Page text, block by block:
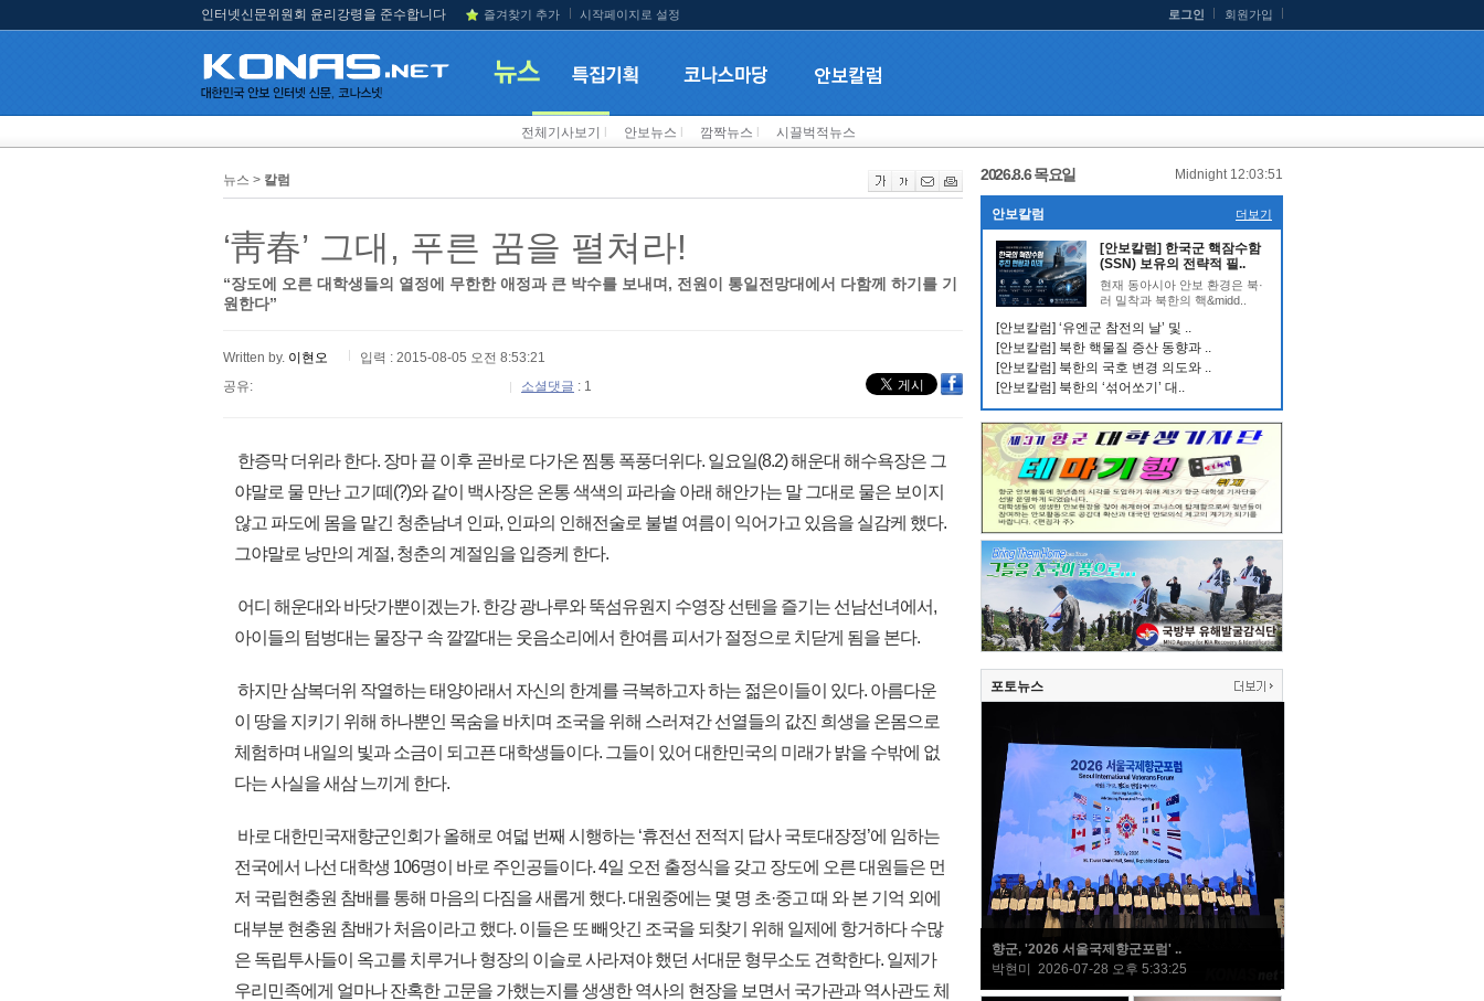
인터넷신문위원회 윤리강령을 준수합니다 즐겨찾기 추가 시작페이지로 설정 로그인 회원가입
전체기사보기 안보뉴스 깜짝뉴스 시끌벅적뉴스
뉴스 > 칼럼
‘靑春’ 그대, 푸른 꿈을 펼쳐라!
“장도에 오른 대학생들의 열정에 무한한 애정과 큰 박수를 보내며, 전원이 통일전망대에서 다함께 하기를 기
원한다”
Written by. 이현오
입력 : 2015-08-05 오전 8:53:21
공유:
소셜댓글 : 1
한증막 더위라 한다. 장마 끝 이후 곧바로 다가온 찜통 폭풍더위다. 일요일(8.2) 해운대 해수욕장은 그
야말로 물 만난 고기떼(?)와 같이 백사장은 온통 색색의 파라솔 아래 해안가는 말 그대로 물은 보이지
않고 파도에 몸을 맡긴 청춘남녀 인파, 인파의 인해전술로 불볕 여름이 익어가고 있음을 실감케 했다.
그야말로 낭만의 계절, 청춘의 계절임을 입증케 한다.
어디 해운대와 바닷가뿐이겠는가. 한강 광나루와 뚝섬유원지 수영장 선텐을 즐기는 선남선녀에서,
아이들의 텀벙대는 물장구 속 깔깔대는 웃음소리에서 한여름 피서가 절정으로 치닫게 됨을 본다.
하지만 삼복더위 작열하는 태양아래서 자신의 한계를 극복하고자 하는 젊은이들이 있다. 아름다운
이 땅을 지키기 위해 하나뿐인 목숨을 바치며 조국을 위해 스러져간 선열들의 값진 희생을 온몸으로
체험하며 내일의 빛과 소금이 되고픈 대학생들이다. 그들이 있어 대한민국의 미래가 밝을 수밖에 없
다는 사실을 새삼 느끼게 한다.
바로 대한민국재향군인회가 올해로 여덟 번째 시행하는 ‘휴전선 전적지 답사 국토대장정’에 임하는
전국에서 나선 대학생 106명이 바로 주인공들이다. 4일 오전 출정식을 갖고 장도에 오른 대원들은 먼
저 국립현충원 참배를 통해 마음의 다짐을 새롭게 했다. 대원중에는 몇 명 초·중고 때 와 본 기억 외에
대부분 현충원 참배가 처음이라고 했다. 이들은 또 빼앗긴 조국을 되찾기 위해 일제에 항거하다 수많
은 독립투사들이 옥고를 치루거나 형장의 이슬로 사라져야 했던 서대문 형무소도 견학한다. 일제가
우리민족에게 얼마나 잔혹한 고문을 가했는지를 생생한 역사의 현장을 보면서 국가관과 역사관도 체
2026.8.6 목요일 Midnight 12:03:52
안보칼럼 더보기
[안보칼럼] 한국군 핵잠수함
(SSN) 보유의 전략적 필..
현재 동아시아 안보 환경은 북·
러 밀착과 북한의 핵&midd..
[안보칼럼] ‘유엔군 참전의 날’ 및 ..
[안보칼럼] 북한 핵물질 증산 동향과 ..
[안보칼럼] 북한의 국호 변경 의도와 ..
[안보칼럼] 북한의 ‘섞어쏘기’ 대..
포토뉴스
향군, '2026 서울국제향군포럼' ..
박현미 2026-07-28 오후 5:33:25